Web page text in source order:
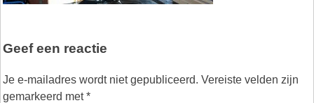
Geef een reactie
Je e-mailadres wordt niet gepubliceerd. Vereiste velden zijn
gemarkeerd met*